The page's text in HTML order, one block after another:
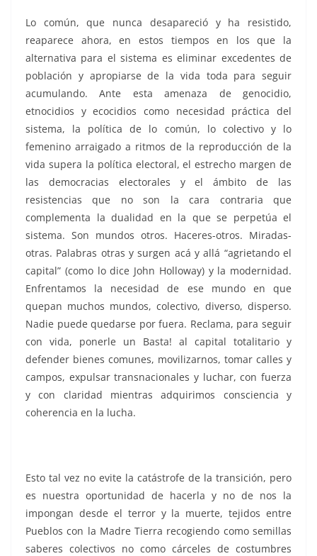
Lo común, que nunca desapareció y ha resistido,
reaparece ahora, en estos tiempos en los que la
alternativa para el sistema es eliminar excedentes de
población y apropiarse de la vida toda para seguir
acumulando. Ante esta amenaza de genocidio,
etnocidios y ecocidios como necesidad práctica del
sistema, la política de lo común, lo colectivo y lo
femenino arraigado a ritmos de la reproducción de la
vida supera la política electoral, el estrecho margen de
las democracias electorales y el ámbito de las
resistencias que no son la cara contraria que
complementa la dualidad en la que se perpetúa el
sistema. Son mundos otros. Haceres-otros. Miradas-
otras. Palabras otras y surgen acá y allá “agrietando el
capital” (como lo dice John Holloway) y la modernidad.
Enfrentamos la necesidad de ese mundo en que
quepan muchos mundos, colectivo, diverso, disperso.
Nadie puede quedarse por fuera. Reclama, para seguir
con vida, ponerle un Basta! al capital totalitario y
defender bienes comunes, movilizarnos, tomar calles y
campos, expulsar transnacionales y luchar, con fuerza
y con claridad mientras adquirimos consciencia y
coherencia en la lucha.
Esto tal vez no evite la catástrofe de la transición, pero
es nuestra oportunidad de hacerla y no de nos la
impongan desde el terror y la muerte, tejidos entre
Pueblos con la Madre Tierra recogiendo como semillas
saberes colectivos no como cárceles de costumbres